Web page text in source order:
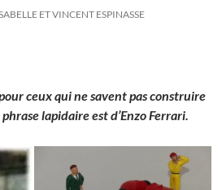
ET VINCENT ESPINASSE
pour ceux qui ne savent pas construire
lapidaire est d’Enzo Ferrari.